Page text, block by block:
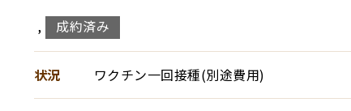
, 成約済み
状況 ワクチン一回接種(別途費用)